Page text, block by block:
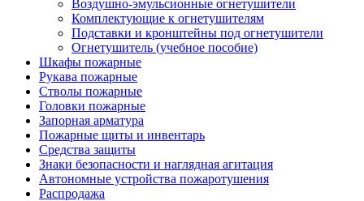
Воздушно-эмульсионные огнетушители
Комплектующие к огнетушителям
Подставки и кронштейны под огнетушители
Огнетушитель (учебное пособие)
Шкафы пожарные
Рукава пожарные
Стволы пожарные
Головки пожарные
Запорная арматура
Пожарные щиты и инвентарь
Средства защиты
Знаки безопасности и наглядная агитация
Автономные устройства пожаротушения
Распродажа